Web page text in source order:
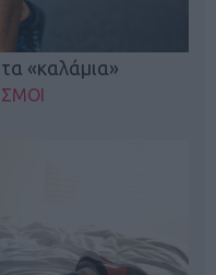
«καλάμια»